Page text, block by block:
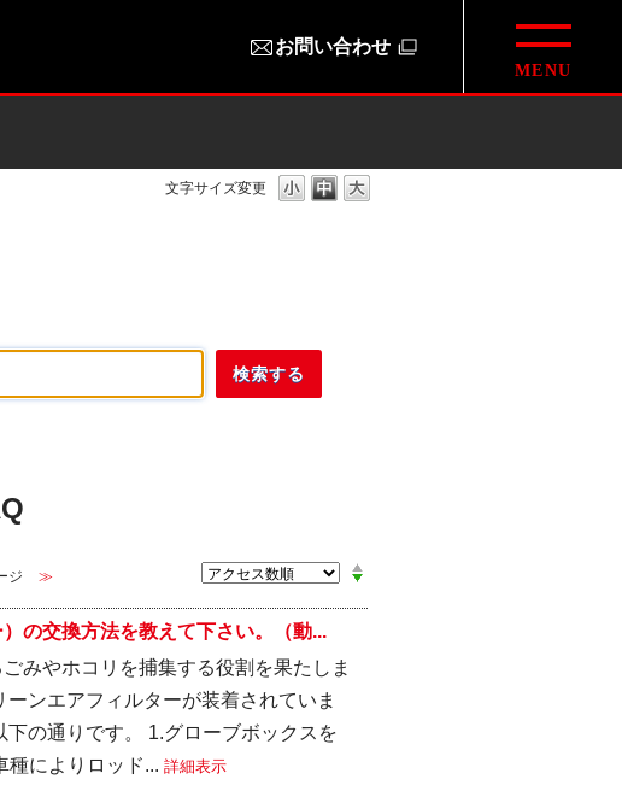
お問い合わせ
文字サイズ変更
ジ ≫
の交換方法を教えて下さい。（動...
みやホコリを捕集する役割を果たしま
ンエアフィルターが装着されていま
の通りです。 1.グローブボックスを
によりロッド... 詳細表示